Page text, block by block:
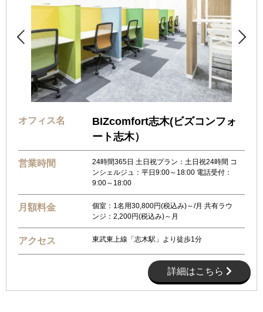
 
オフィス名
BIZcomfort志木(ビズコンフォ
ート志木）
営業時間
24時間365日 土日祝プラン：土日祝24時間 コ
ンシェルジュ：平日9:00～18:00 電話受付：
9:00～18:00
月額料金
個室：1名用30,800円(税込み)～/月 共有ラウ
ンジ：2,200円(税込み)～月
アクセス 東武東上線「志木駅」より徒歩1分
詳細はこちら